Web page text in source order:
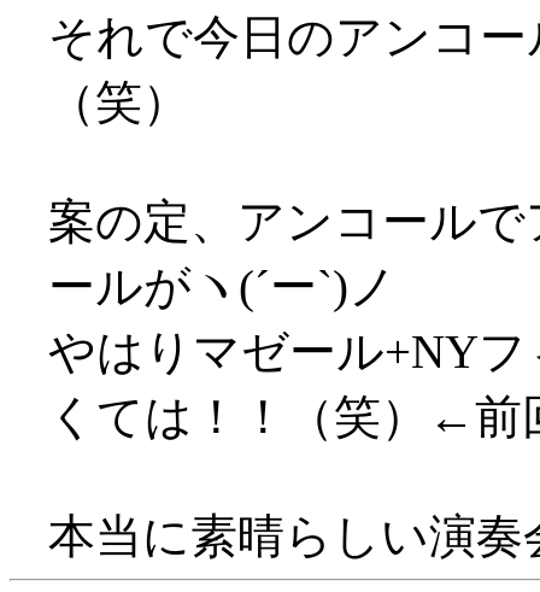
それで今日のアンコ
（笑）
案の定、アンコール
ールがヽ(´ー`)ノ
やはりマゼール+NY
くては！！（笑）←前
本当に素晴らしい演